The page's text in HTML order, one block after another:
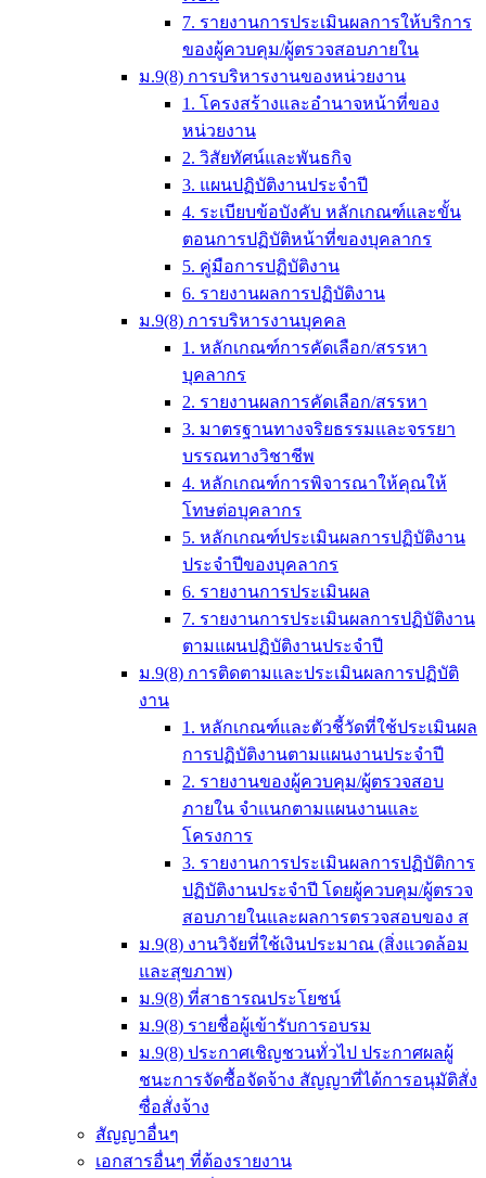
7. รายงานการประเมินผลการให้บริการ
ของผู้ควบคุม/ผู้ตรวจสอบภายใน
ม.9(8) การบริหารงานของหน่วยงาน
1. โครงสร้างและอำนาจหน้าที่ของ
หน่วยงาน
2. วิสัยทัศน์และพันธกิจ
3. แผนปฏิบัติงานประจำปี
4. ระเบียบข้อบังคับ หลักเกณฑ์และขั้น
ตอนการปฏิบัติหน้าที่ของบุคลากร
5. คู่มือการปฏิบัติงาน
6. รายงานผลการปฏิบัติงาน
ม.9(8) การบริหารงานบุคคล
1. หลักเกณฑ์การคัดเลือก/สรรหา
บุคลากร
2. รายงานผลการคัดเลือก/สรรหา
3. มาตรฐานทางจริยธรรมและจรรยา
บรรณทางวิชาชีพ
4. หลักเกณฑ์การพิจารณาให้คุณให้
โทษต่อบุคลากร
5. หลักเกณฑ์ประเมินผลการปฏิบัติงาน
ประจำปีของบุคลากร
6. รายงานการประเมินผล
7. รายงานการประเมินผลการปฏิบัติงาน
ตามแผนปฏิบัติงานประจำปี
ม.9(8) การติดตามและประเมินผลการปฏิบัติ
งาน
1. หลักเกณฑ์และตัวชี้วัดที่ใช้ประเมินผล
การปฏิบัติงานตามแผนงานประจำปี
2. รายงานของผู้ควบคุม/ผู้ตรวจสอบ
ภายใน จำแนกตามแผนงานและ
โครงการ
3. รายงานการประเมินผลการปฏิบัติการ
ปฏิบัติงานประจำปี โดยผู้ควบคุม/ผู้ตรวจ
สอบภายในและผลการตรวจสอบของ ส
ม.9(8) งานวิจัยที่ใช้เงินประมาณ (สิ่งแวดล้อม
และสุขภาพ)
ม.9(8) ที่สาธารณประโยชน์
ม.9(8) รายชื่อผู้เข้ารับการอบรม
ม.9(8) ประกาศเชิญชวนทั่วไป ประกาศผลผู้
ชนะการจัดซื้อจัดจ้าง สัญญาที่ได้การอนุมัติสั่ง
ซื่อสั่งจ้าง
สัญญาอื่นๆ
เอกสารอื่นๆ ที่ต้องรายงาน